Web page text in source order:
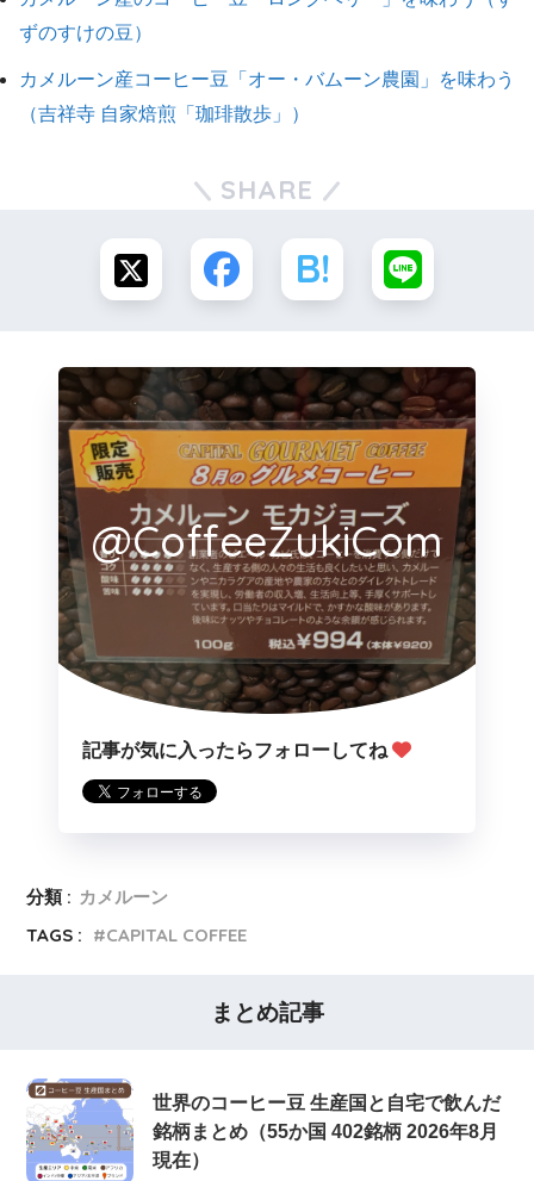
ずのすけの豆）
カメルーン産コーヒー豆「オー・バムーン農園」を味わう
（吉祥寺 自家焙煎「珈琲散歩」）
SHARE
@CoffeeZukiCom
記事が気に入ったらフォローしてね
分類 : カメルーン
TAGS :
CAPITAL COFFEE
まとめ記事
世界のコーヒー豆 生産国と自宅で飲んだ
銘柄まとめ（55か国 402銘柄 2026年8月
現在）